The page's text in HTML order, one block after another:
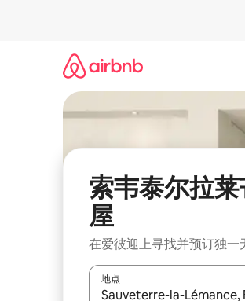
索韦泰尔拉
屋
在爱彼迎上寻找并预订独一
地点
如有搜索结果，请使用上下